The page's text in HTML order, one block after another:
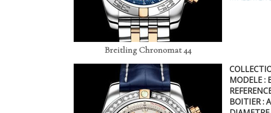
Breitling Chronomat 44
MODELE
BOITIER :